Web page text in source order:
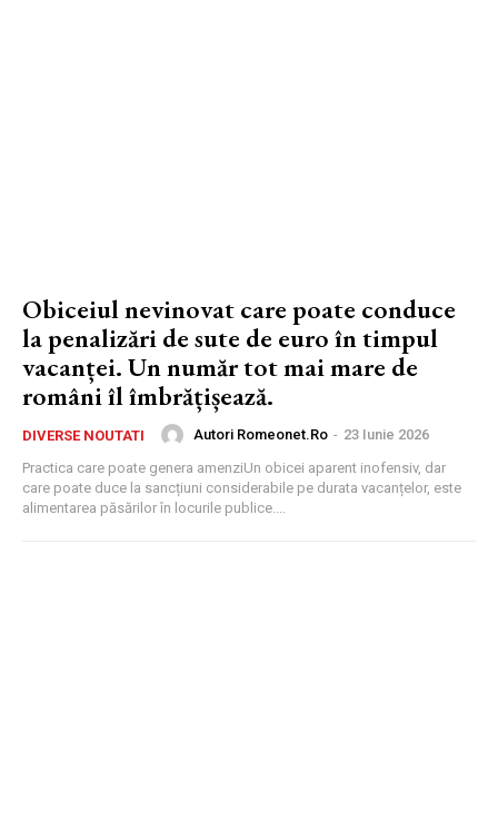
Obiceiul nevinovat care poate conduce
la penalizări de sute de euro în timpul
vacanței. Un număr tot mai mare de
români îl îmbrățișează.
DIVERSE NOUTATI Autori Romeonet.ro - 23 Iunie 2026
Practica care poate genera amenziUn obicei aparent inofensiv, dar
care poate duce la sancțiuni considerabile pe durata vacanțelor, este
alimentarea păsărilor în locurile publice....